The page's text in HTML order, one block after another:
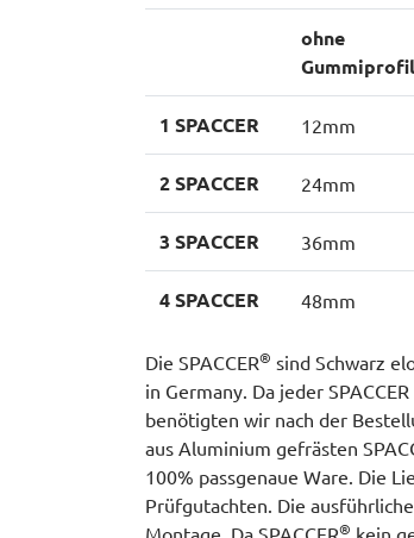
ohne
Gummiprofil
1 SPACCER 12mm
2 SPACCER 24mm
3 SPACCER 36mm
4 SPACCER 48mm
Die SPACCER® sind Schwarz
in Germany. Da jeder
benötigten wir nach der
aus Aluminium gefrästen
100% passgenaue Ware. Die
Prüfgutachten. Die
Montage. Da SPACCER® kein